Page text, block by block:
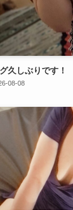
久しぶりです！
08-08